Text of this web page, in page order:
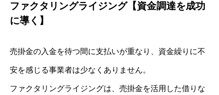
ファクタリングライジング【資金調達を成功
に導く】
売掛金の入金を待つ間に支払いが重なり、資金繰りに不
安を感じる事業者は少なくありません。
ファクタリングライジングは、売掛金を活用した借りな